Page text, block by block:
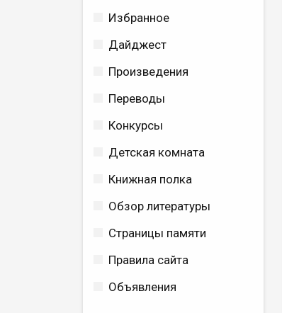
Избранное
Дайджест
Произведения
Переводы
Конкурсы
Детская комната
Книжная полка
Обзор литературы
Страницы памяти
Правила сайта
Объявления